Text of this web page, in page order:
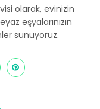
olarak, evinizin
eşyalarınızın
sunuyoruz.